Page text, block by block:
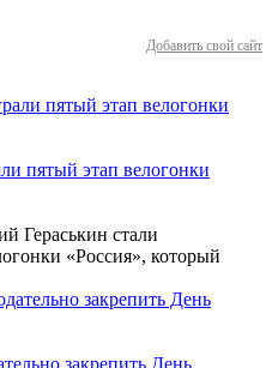
Добавить свой сайт
пятый этап велогонки
Гераськин стали
«Россия», который
закрепить День